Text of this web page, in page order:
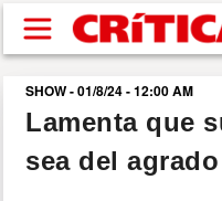
Pasar al contenido
buscar
SUCESOS
SHOW - 01/8/24 - 12:00 AM
Lamenta que
sea del